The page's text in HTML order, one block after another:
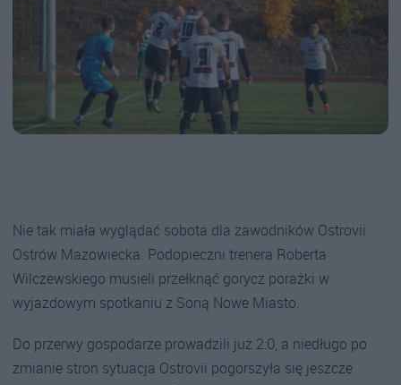
Nie tak miała wyglądać sobota dla zawodników Ostrovii
Ostrów Mazowiecka. Podopieczni trenera Roberta
Wilczewskiego musieli przełknąć gorycz porażki w
wyjazdowym spotkaniu z Soną Nowe Miasto.
Do przerwy gospodarze prowadzili już 2:0, a niedługo po
zmianie stron sytuacja Ostrovii pogorszyła się jeszcze